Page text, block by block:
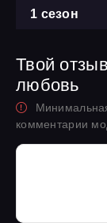
1 сезон
Твой
любовь
комментарии